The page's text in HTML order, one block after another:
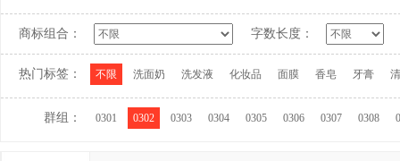
商标组合： 字数长度：
热门标签： 不限 洗面奶 洗发液 化妆品 面膜 香皂 牙膏
群组： 0301 0302 0303 0304 0305 0306 0307 0308